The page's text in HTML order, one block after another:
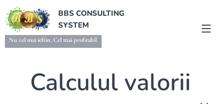
BBS CONSULTING
SYSTEM
Nu cel mai ieftin. Cel mai profitabil.
Calculul valorii